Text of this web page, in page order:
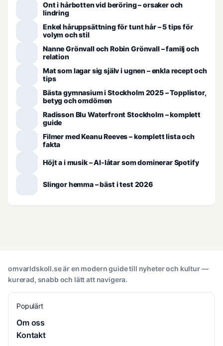
Ont i hårbotten vid beröring – orsaker och
lindring
Enkel håruppsättning för tunt hår – 5 tips för
volym och stil
Nanne Grönvall och Robin Grönvall – familj och
relation
Mat som lagar sig själv i ugnen – enkla recept och
tips
Bästa gymnasium i Stockholm 2025 – Topplistor,
betyg och omdömen
Radisson Blu Waterfront Stockholm – komplett
guide
Filmer med Keanu Reeves – komplett lista och
fakta
Höjt a i musik – AI-låtar som dominerar Spotify
Slingor hemma – bäst i test 2026
omvarldskoll.se är en modern guide till nyheter och kultur —
kurerad, snabb och lätt att navigera.
Populärt
Om oss
Kontakt